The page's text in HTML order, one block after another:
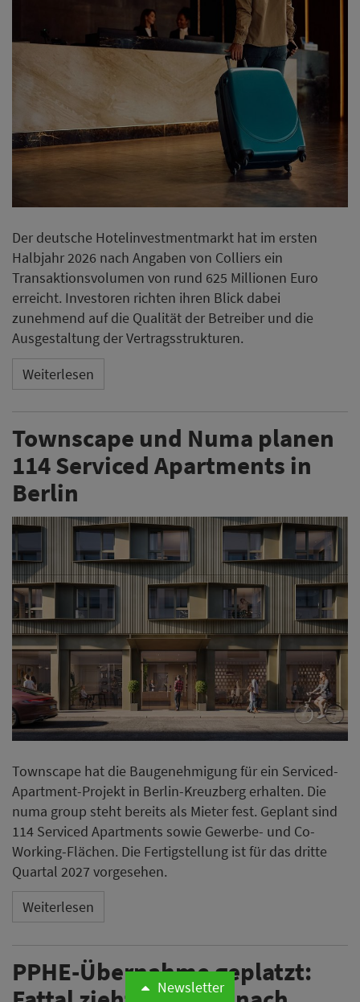
Der deutsche Hotelinvestmentmarkt hat im ersten
Halbjahr 2026 nach Angaben von Colliers ein
Transaktionsvolumen von rund 625 Millionen Euro
erreicht. Investoren richten ihren Blick dabei
zunehmend auf die Qualität der Betreiber und die
Ausgestaltung der Vertragsstrukturen.
Weiterlesen
Townscape und Numa planen
114 Serviced Apartments in
Berlin
Townscape hat die Baugenehmigung für ein Serviced-
Apartment-Projekt in Berlin-Kreuzberg erhalten. Die
numa group steht bereits als Mieter fest. Geplant sind
114 Serviced Apartments sowie Gewerbe- und Co-
Working-Flächen. Die Fertigstellung ist für das dritte
Quartal 2027 vorgesehen.
Weiterlesen
PPHE-Übernahme geplatzt:
Newsletter